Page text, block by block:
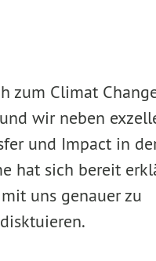
zum Climat
wir neben
und Impact in
hat sich bereit
uns genauer zu